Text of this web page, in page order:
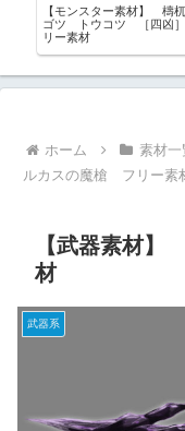
【モンスター素材】 檮
ゴツ トウコツ ［四凶
リー素材
ホーム 素材一
ルカスの魔槍 フリー素
【武器素材
材
武器系